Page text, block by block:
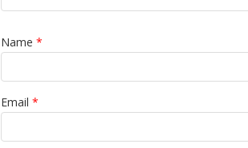
Name *
Email *